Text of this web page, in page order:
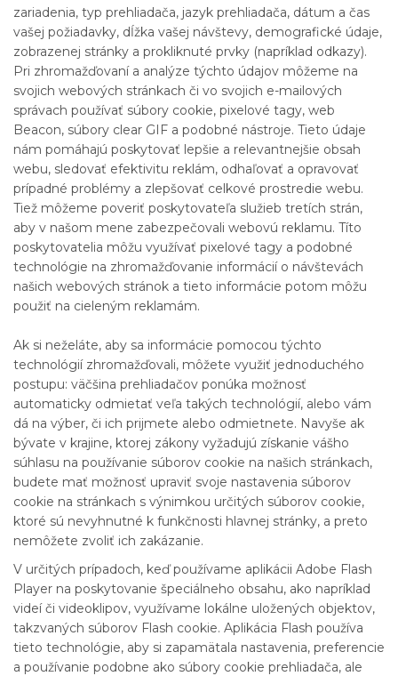
zariadenia, typ prehliadača, jazyk prehliadača, dátum a čas
vašej požiadavky, dĺžka vašej návštevy, demografické údaje,
zobrazenej stránky a prokliknuté prvky (napríklad odkazy).
Pri zhromažďovaní a analýze týchto údajov môžeme na
svojich webových stránkach či vo svojich e-mailových
správach používať súbory cookie, pixelové tagy, web
Beacon, súbory clear GIF a podobné nástroje. Tieto údaje
nám pomáhajú poskytovať lepšie a relevantnejšie obsah
webu, sledovať efektivitu reklám, odhaľovať a opravovať
prípadné problémy a zlepšovať celkové prostredie webu.
Tiež môžeme poveriť poskytovateľa služieb tretích strán,
aby v našom mene zabezpečovali webovú reklamu. Títo
poskytovatelia môžu využívať pixelové tagy a podobné
technológie na zhromažďovanie informácií o návštevách
našich webových stránok a tieto informácie potom môžu
použiť na cieleným reklamám.
Ak si neželáte, aby sa informácie pomocou týchto
technológií zhromažďovali, môžete využiť jednoduchého
postupu: väčšina prehliadačov ponúka možnosť
automaticky odmietať veľa takých technológií, alebo vám
dá na výber, či ich prijmete alebo odmietnete. Navyše ak
bývate v krajine, ktorej zákony vyžadujú získanie vášho
súhlasu na používanie súborov cookie na našich stránkach,
budete mať možnosť upraviť svoje nastavenia súborov
cookie na stránkach s výnimkou určitých súborov cookie,
ktoré sú nevyhnutné k funkčnosti hlavnej stránky, a preto
nemôžete zvoliť ich zakázanie.
V určitých prípadoch, keď používame aplikácii Adobe Flash
Player na poskytovanie špeciálneho obsahu, ako napríklad
videí či videoklipov, využívame lokálne uložených objektov,
takzvaných súborov Flash cookie. Aplikácia Flash používa
tieto technológie, aby si zapamätala nastavenia, preferencie
a používanie podobne ako súbory cookie prehliadača, ale